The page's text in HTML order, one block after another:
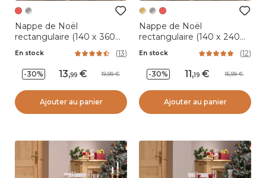
Nappe de Noël
rectangulaire (140 x 360
En stock (13)
-30% 13,99 19,99
Ajouter au panier
Nappe de Noël
rectangulaire (140 x 240
En stock (12)
-30% 11,19 15,99
Ajouter au panier